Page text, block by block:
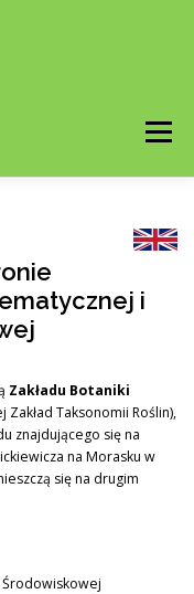
Menu
i
Zakładu Botaniki
Zakład Taksonomii Roślin),
znajdującego się na
na Morasku w
się na drugim
Środowiskowej